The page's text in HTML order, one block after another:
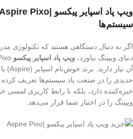
سیستم‌ها
اگر به دنبال دستگاهی هستید که تکنولوژی
دنیای ویپینگ بیاورد، ویپ پاد اسپایر پیکسو
جدیدی را در صنعت پاد سیستم‌ها تعریف
خیره‌کننده دارد، بلکه با رابط کاربری لمسی
ویپینگ را در اختیار شما قرار می‌دهد.